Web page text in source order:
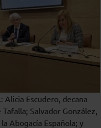
Alicia Escudero, decana
Salvador González,
Abogacía Española; y